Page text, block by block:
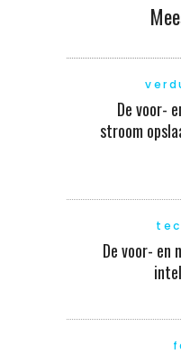
De voor-
stroom
De voor- en